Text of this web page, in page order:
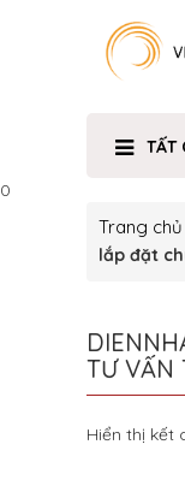
TẤT
0
Trang chủ
lắp đặt
TƯ VẤN
Hiển thị kết